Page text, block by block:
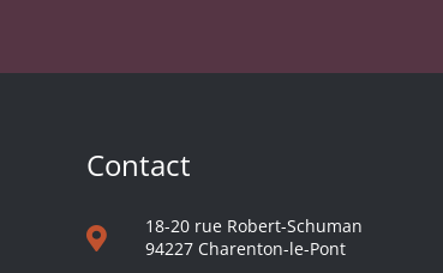
Contact
18-20 rue Robert-Schuman
94227 Charenton-le-Pont